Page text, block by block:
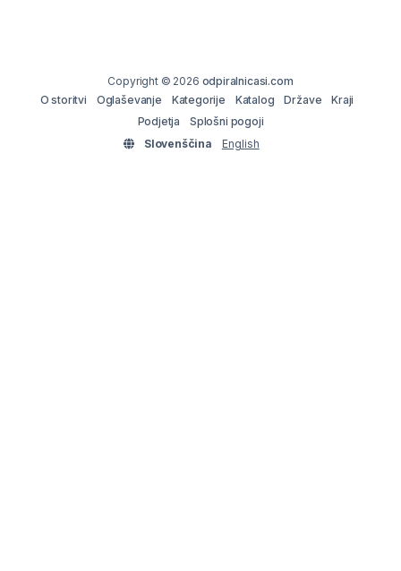
Copyright © 2026 odpiralnicasi.com
O storitvi
Oglaševanje Kategorije Katalog Države
Kraji
Podjetja
Splošni pogoji
Slovenščina
English